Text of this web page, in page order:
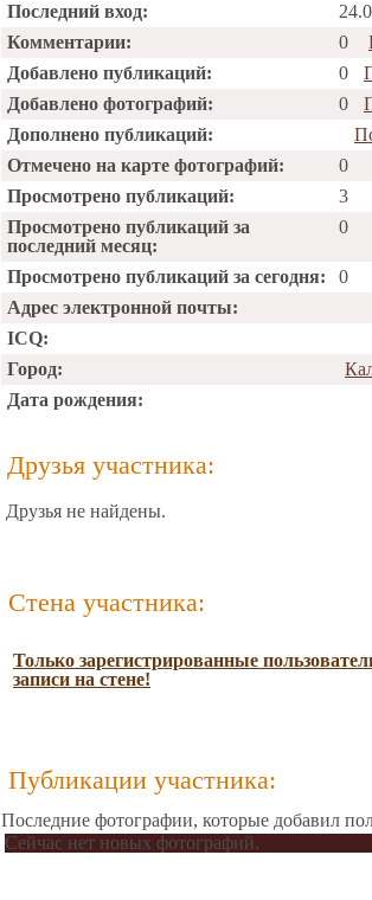
Последний вход:
Комментарии:
0
Добавлено публикаций:
0
Добавлено фотографий:
0
Дополнено публикаций:
Отмечено на карте фотографий:
0
Просмотрено публикаций:
3
Просмотрено публикаций за
последний месяц:
0
Просмотрено публикаций за сегодня:
0
Адрес электронной почты:
ICQ:
Город:
Дата рождения:
Друзья участника:
Друзья не найдены.
Стена участника:
Только зарегистрированные
записи на стене!
Публикации участника:
Последние фотографии, которые добавил
Сейчас нет новых фотографий.